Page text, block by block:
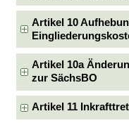
Artikel 10
Artikel 10a
zur SächsBO
Artikel 11